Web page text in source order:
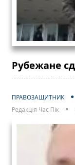
Рубежане
ПРАВОЗАЩИТНИК
Редакція Час Пік